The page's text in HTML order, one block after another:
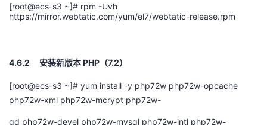
[root@ecs-s3 ~]# rpm -Uvh
https://mirror.webtatic.com/yum/el7/webtatic-release.rpm
4.6.2 安装新版本 PHP （7.2）
[root@ecs-s3 ~]# yum install -y php72w php72w-opcache
php72w-xml php72w-mcrypt php72w-
gd php72w-devel php72w-mysql php72w-intl php72w-